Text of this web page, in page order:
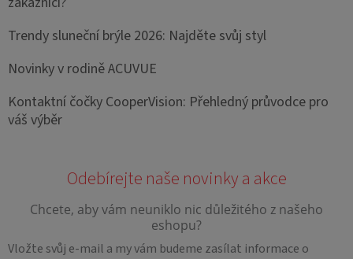
Trendy sluneční brýle 2026: Najděte svůj styl
Novinky v rodině ACUVUE
Kontaktní čočky CooperVision: Přehledný průvodce pro
váš výběr
Vložte svůj e-mail a my vám budeme zasílat informace o